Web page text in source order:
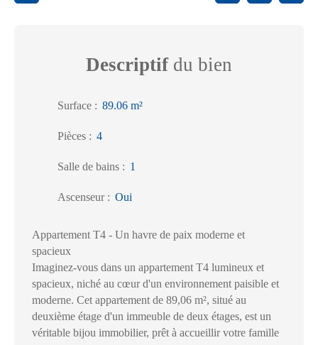
Descriptifdu bien
Surface : 89.06 m²
Pièces : 4
Salle de bains : 1
Ascenseur: Oui
Appartement T4 - Un havre de paix moderne et
spacieux
Imaginez-vous dans un appartement T4 lumineux et
spacieux, niché au cœur d'un environnement paisible et
moderne. Cet appartement de 89,06 m², situé au
deuxième étage d'un immeuble de deux étages, est un
véritable bijou immobilier, prêt à accueillir votre famille